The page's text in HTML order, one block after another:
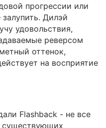
прогрессии или
Дилэй
удовольствия,
реверсом
оттенок,
на восприятие
Flashback - не все
существующих